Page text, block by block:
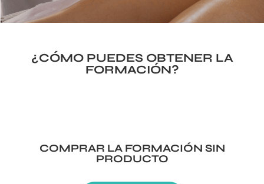
¿CÓMO PUEDES OBTENER LA
FORMACIÓN?
COMPRAR LA FORMACIÓN SIN
PRODUCTO